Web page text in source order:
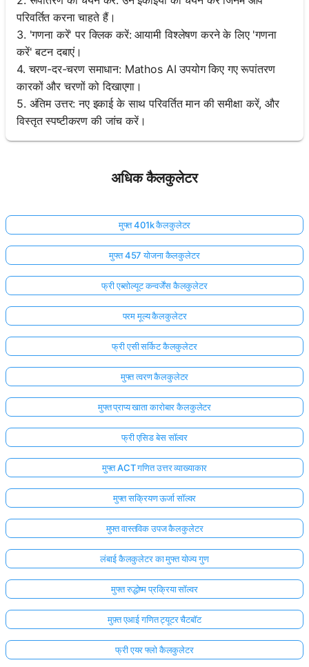
परिवर्तित करना चाहते हैं।
3. 'गणना करें' पर क्लिक करें: आयामी विश्लेषण करने के लिए 'गणना
करें' बटन दबाएं।
4. चरण-दर-चरण समाधान: Mathos AI उपयोग किए गए रूपांतरण
कारकों और चरणों को दिखाएगा।
5. अंतिम उत्तर: नए इकाई के साथ परिवर्तित मान की समीक्षा करें, और
विस्तृत स्पष्टीकरण की जांच करें।
अधिक कैलकुलेटर
मुफ्त 401k कैलकुलेटर
मुफ्त 457 योजना कैलकुलेटर
फ्री एब्सोल्यूट कन्वर्जेंस कैलकुलेटर
परम मूल्य कैलकुलेटर
फ्री एसी सर्किट कैलकुलेटर
मुफ्त त्वरण कैलकुलेटर
मुफ्त प्राप्य खाता कारोबार कैलकुलेटर
फ्री एसिड बेस सॉल्वर
मुफ्त ACT गणित उत्तर व्याख्याकार
मुफ्त सक्रियण ऊर्जा सॉल्वर
मुफ्त वास्तविक उपज कैलकुलेटर
लंबाई कैलकुलेटर का मुफ्त योज्य गुण
मुफ्त रुद्धोष्म प्रक्रिया सॉल्वर
मुफ़्त एआई गणित ट्यूटर चैटबॉट
फ्री एयर फ्लो कैलकुलेटर